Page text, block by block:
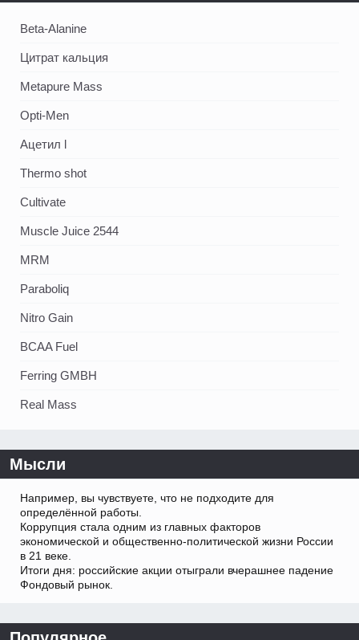
Beta-Alanine
Цитрат кальция
Metapure Mass
Opti-Men
Ацетил l
Thermo shot
Cultivate
Muscle Juice 2544
MRM
Paraboliq
Nitro Gain
BCAA Fuel
Ferring GMBH
Real Mass
Мысли
Например, вы чувствуете, что не подходите для
определённой работы.
Коррупция стала одним из главных факторов
экономической и общественно-политической жизни России
в 21 веке.
Итоги дня: российские акции отыграли вчерашнее падение
Фондовый рынок.